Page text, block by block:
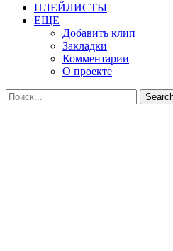
ПЛЕЙЛИСТЫ
ЕЩЕ
Добавить клип
Закладки
Комментарии
О проекте